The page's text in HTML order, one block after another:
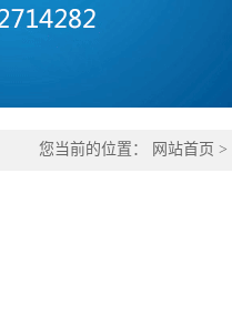
您当前的位置： 网站首页 >